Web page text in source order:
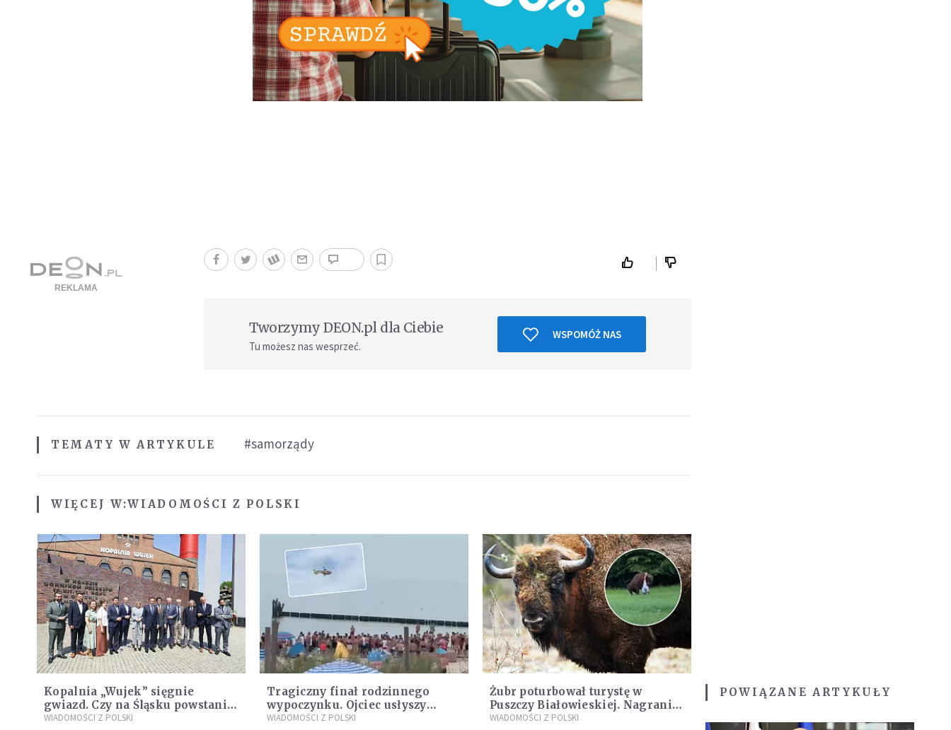
Tworzymy DEON.pl dla Ciebie
Tu możesz nas wesprzeć.
WSPOMÓŻ NAS
TEMATY W ARTYKULE #samorządy
WIĘCEJ W:WIADOMOŚCI Z POLSKI
Kopalnia „Wujek” sięgnie
gwiazd. Czy na Śląsku powstanie
„Dolina Krzemowa”?
WIADOMOŚCI Z POLSKI
Tragiczny finał rodzinnego
wypoczynku. Ojciec usłyszy
zarzuty
WIADOMOŚCI Z POLSKI
Żubr poturbował turystę w
Puszczy Białowieskiej. Nagranie
daje do myślenia
WIADOMOŚCI Z POLSKI
POWIĄZANE ARTYKUŁY